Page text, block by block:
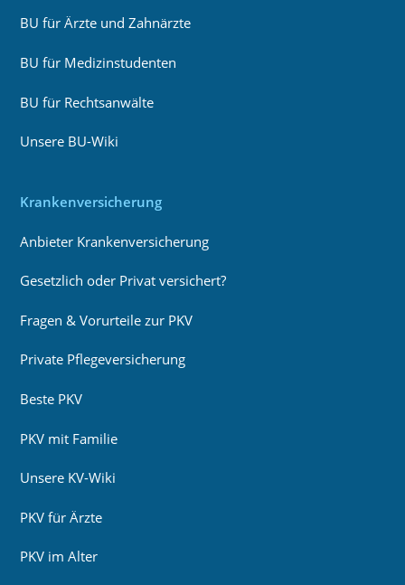
BU für Ärzte und Zahnärzte
BU für Medizinstudenten
BU für Rechtsanwälte
Unsere BU-Wiki
Krankenversicherung
Anbieter Krankenversicherung
Gesetzlich oder Privat versichert?
Fragen & Vorurteile zur PKV
Private Pflegeversicherung
Beste PKV
PKV mit Familie
Unsere KV-Wiki
PKV für Ärzte
PKV im Alter